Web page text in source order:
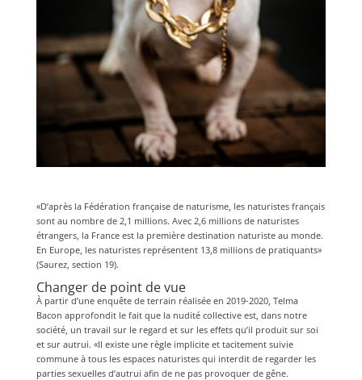
«D’après la Fédération française de naturisme, les naturistes français
sont au nombre de 2,1 millions. Avec 2,6 millions de naturistes
étrangers, la France est la première destination naturiste au monde.
En Europe, les naturistes représentent 13,8 millions de pratiquants»
(Saurez, section 19).
Changer de point de vue
À partir d’une enquête de terrain réalisée en 2019-2020, Telma
Bacon approfondit le fait que la nudité collective est, dans notre
société, un travail sur le regard et sur les effets qu’il produit sur soi
et sur autrui. «Il existe une règle implicite et tacitement suivie
commune à tous les espaces naturistes qui interdit de regarder les
parties sexuelles d’autrui afin de ne pas provoquer de gêne.